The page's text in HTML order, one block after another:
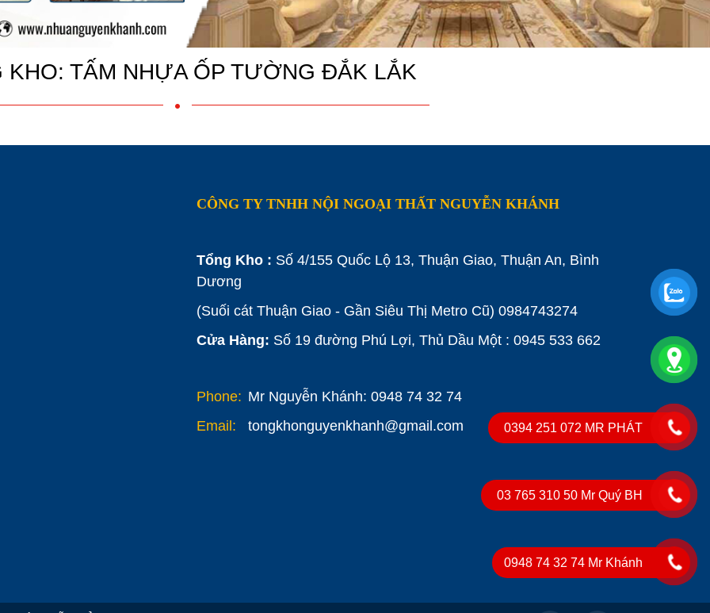
KHO: TẤM NHỰA ỐP TƯỜNG ĐẮK LẮK
CÔNG TY TNHH NỘI NGOẠI THẤT NGUYỄN KHÁNH
Tổng Kho : Số 4/155 Quốc Lộ 13, Thuận Giao, Thuận An, Bình
Dương
(Suối cát Thuận Giao - Gần Siêu Thị Metro Cũ) 0984743274
Cửa Hàng: Số 19 đường Phú Lợi, Thủ Dầu Một : 0945 533 662
Phone: Mr Nguyễn Khánh: 0948 74 32 74
Email:
tongkhonguyenkhanh@gmail.com 0394 251 072 MR PHÁT
03 765 310 50 Mr Quý BH
0948 74 32 74 Mr Khánh